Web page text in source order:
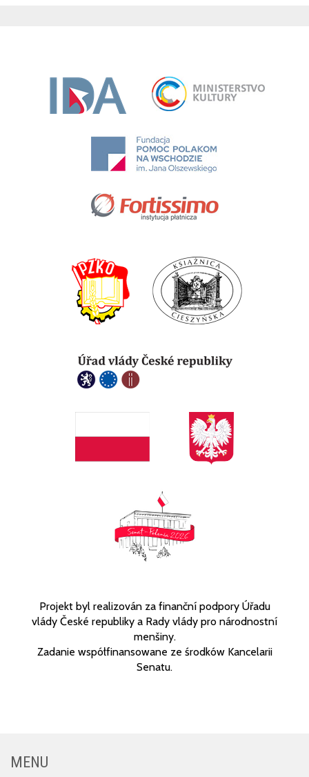
Projekt byl realizován za finanční podpory Úřadu
vlády České republiky a Rady vlády pro národnostní
menšiny.
Zadanie współfinansowane ze środków Kancelarii
Senatu.
MENU